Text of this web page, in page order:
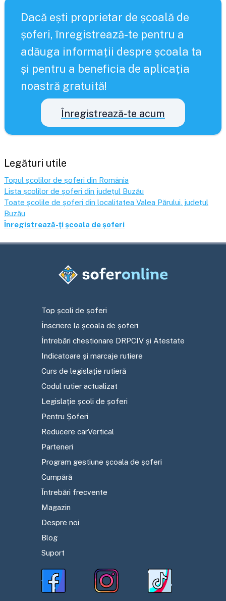
Dacă ești proprietar de școală de
șoferi, înregistrează-te pentru a
adăuga informații despre școala ta
și pentru a beneficia de aplicația
noastră gratuită!
Înregistrează-te acum
Legături utile
Topul școlilor de șoferi din România
Lista școlilor de șoferi din județul Buzău
Toate școlile de șoferi din localitatea Valea Părului , județul
Buzău
Înregistrează-ți școala de șoferi
Top școli de șoferi
Înscriere la școala de șoferi
Întrebări chestionare DRPCIV și Atestate
Indicatoare și marcaje rutiere
Curs de legislație rutieră
Codul rutier actualizat
Legislație școli de șoferi
Pentru Șoferi
Reducere carVertical
Parteneri
Program gestiune școala de șoferi
Cumpără
Întrebări frecvente
Magazin
Despre noi
Blog
Suport